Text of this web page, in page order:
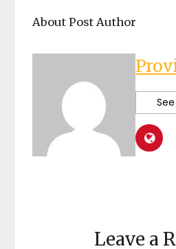
About Post Author
Leave a